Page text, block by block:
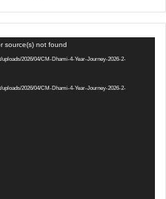
source(s) not found
2026/04/CM-Dhami-4-Year-Journey-2026-2-
2026/04/CM-Dhami-4-Year-Journey-2026-2-